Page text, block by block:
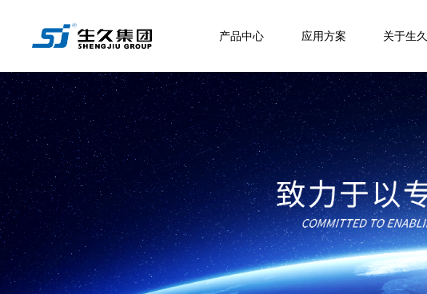
产品中心 应用方案 关于生久